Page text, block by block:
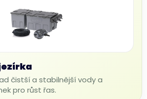
čistší a stabilnější vody a
pro růst řas.